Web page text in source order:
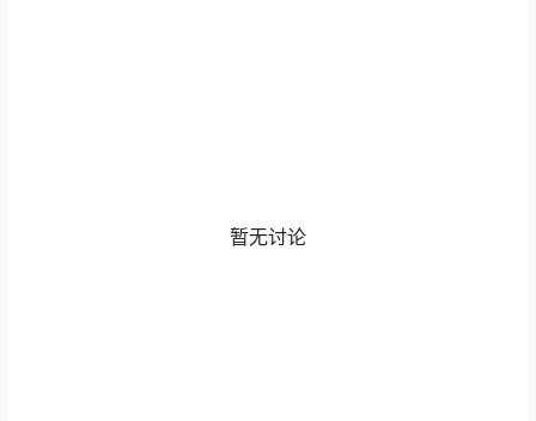
暂无讨论